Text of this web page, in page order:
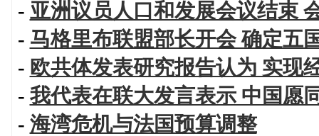
- 亚洲议员人口和发展会议结束
- 马格里布联盟部长开会 确定五
- 欧共体发表研究报告认为 实现
- 我代表在联大发言表示 中国愿
- 海湾危机与法国预算调整